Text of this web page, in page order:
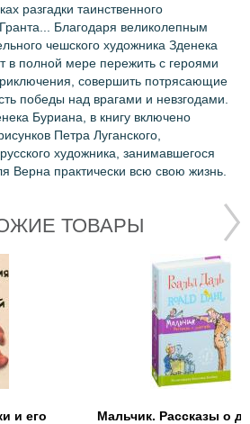
разгадки таинственного
Благодаря великолепным
чешского художника Зденека
в полной мере пережить с героями
совершить потрясающие
победы над врагами и невзгодами.
Буриана, в книгу включено
Петра Луганского,
художника, занимавшегося
практически всю свою жизнь.
ТОВАРЫ
и его
Мальчик. Рассказы о